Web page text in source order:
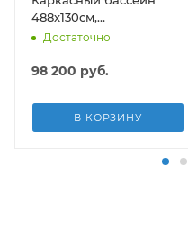
488х130см,
композитный, 21490л,
лестн, тент, подст, дисп.
Достаточно
98 200 руб.
В КОРЗИНУ